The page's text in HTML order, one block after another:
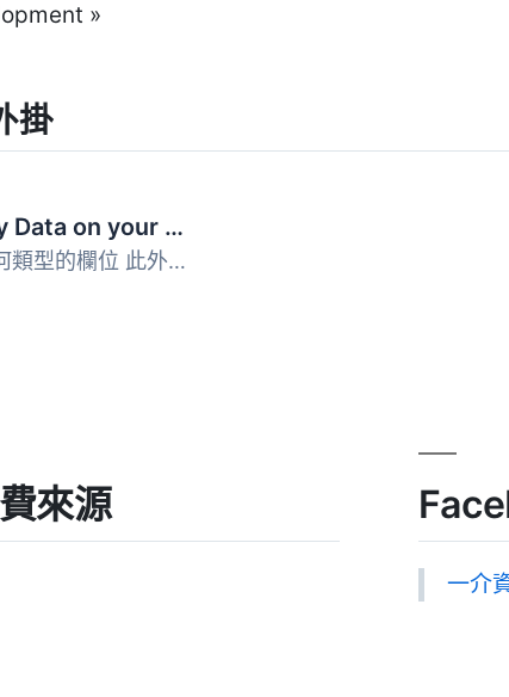
»
掛
Display Data on your site! Create Dynamic Content Templates from any form of data. Works with ACF, Pods, BuddyPress/ BuddyBoss
顯示任何類型的欄位 此外掛會處理不同類型的欄位（如連結、分...
來源
一介